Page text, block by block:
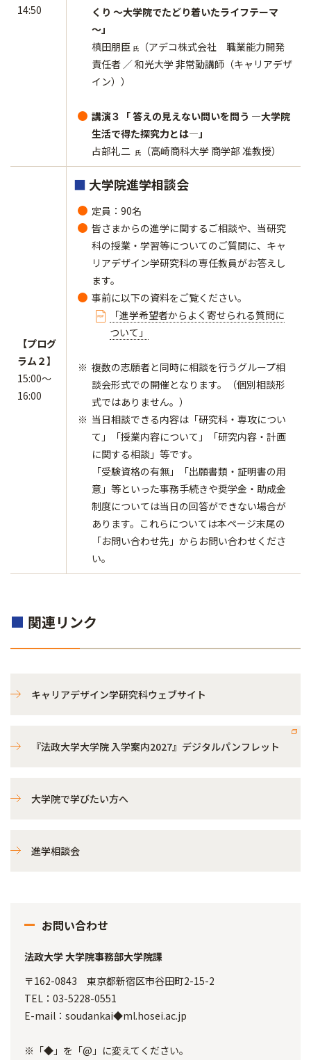
14:50
くり ～大学院でたどり着いたライフテーマ
～」
槙田朋臣 氏
（アデコ株式会社 職業能力開発
責任者 ／ 和光大学 非常勤講師（キャリアデザ
イン））
講演３「 答えの見えない問いを問う ―大学院
生活で得た探究力とは―」
占部礼二 氏 （高崎商科大学 商学部 准教授）
【プログ
ラム２】
15:00～
16:00
■ 大学院進学相談会
定員：90名
皆さまからの進学に関するご相談や、当研究
科の授業・学習等についてのご質問に、キャ
リアデザイン学研究科の専任教員がお答えし
ます。
事前に以下の資料をご覧ください。
「進学希望者からよく寄せられる質問に
ついて」
複数の志願者と同時に相談を行うグループ相
談会形式での開催となります。（個別相談形
式ではありません。）
当日相談できる内容は「研究科・専攻につい
て」「授業内容について」「研究内容・計画
に関する相談」等です。
​​​​​​​「受験資格の有無」「出願書類・証明書の用
意」等といった事務手続きや奨学金・助成金
制度については当日の回答ができない場合が
あります。これらについては本ページ末尾の
「お問い合わせ先」からお問い合わせくださ
い。
■ 関連リンク
キャリアデザイン学研究科ウェブサイト
『法政大学大学院 入学案内2027』デジタルパンフレット
大学院で学びたい方へ
進学相談会
お問い合わせ
法政大学 大学院事務部大学院課
〒162-0843 東京都新宿区市谷田町2-15-2
TEL：03-5228-0551
E-mail：soudankai◆ml.hosei.ac.jp
※「◆」を「@」に変えてください。